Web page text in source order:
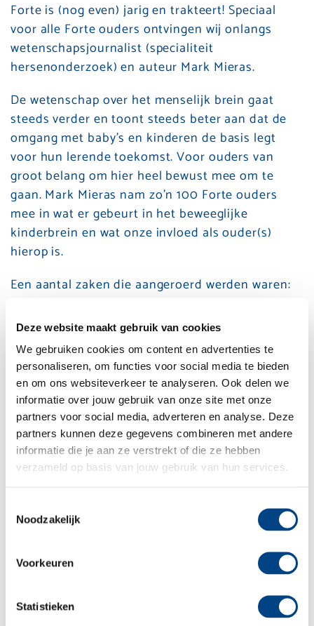
Deze website maakt gebruik van cookies
We gebruiken cookies om content en advertenties te
personaliseren, om functies voor social media te bieden
en om ons websiteverkeer te analyseren. Ook delen we
informatie over jouw gebruik van onze site met onze
partners voor social media, adverteren en analyse. Deze
partners kunnen deze gegevens combineren met andere
informatie die je aan ze verstrekt of die ze hebben
verzameld op basis van jouw gebruik van hun services.
Noodzakelijk
Voorkeuren
Statistieken
Forte is (nog even) jarig en trakteert! Speciaal
voor alle Forte ouders ontvingen wij onlangs
wetenschapsjournalist (specialiteit
hersenonderzoek) en auteur Mark Mieras.
De wetenschap over het menselijk brein gaat
steeds verder en toont steeds beter aan dat de
omgang met baby’s en kinderen de basis legt
voor hun lerende toekomst. Voor ouders van
groot belang om hier heel bewust mee om te
gaan. Mark Mieras nam zo’n 100 Forte ouders
mee in wat er gebeurt in het beweeglijke
kinderbrein en wat onze invloed als ouder(s)
hierop is.
Een aantal zaken die aangeroerd werden waren:
Beweging stimuleert de denkontwikkeling en
vice versa. Motoriek, dans, sport, drama en
beeldende vorming is dus de basis voor een
lerende toekomst.
Spelen/ontdekken:
Kinderen zijn kleine wetenschappers, spelen
en ontdekken is daarom zeer betekenisvol.
Maak hierbij gebruik van de nieuwsgierigheid
Zingen en musiceren ondersteunt de
luisteren en lezen en stimuleert de
Durf:
Groot worden vraagt durf. Leer kinderen